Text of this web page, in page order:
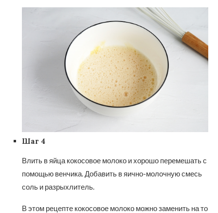
Шаг 4
Влить в яйца кокосовое молоко и хорошо перемешать с
помощью венчика. Добавить в яично-молочную смесь
соль и разрыхлитель.
В этом рецепте кокосовое молоко можно заменить на то